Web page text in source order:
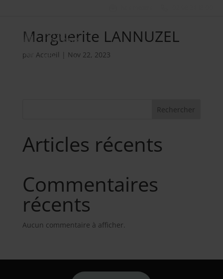
Marguerite LANNUZEL
par Accueil | Nov 22, 2023
Rechercher
Articles récents
Commentaires
récents
Aucun commentaire à afficher.